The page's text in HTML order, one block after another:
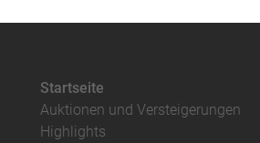
Startseite
Auktionen und Versteigerungen
Highlights